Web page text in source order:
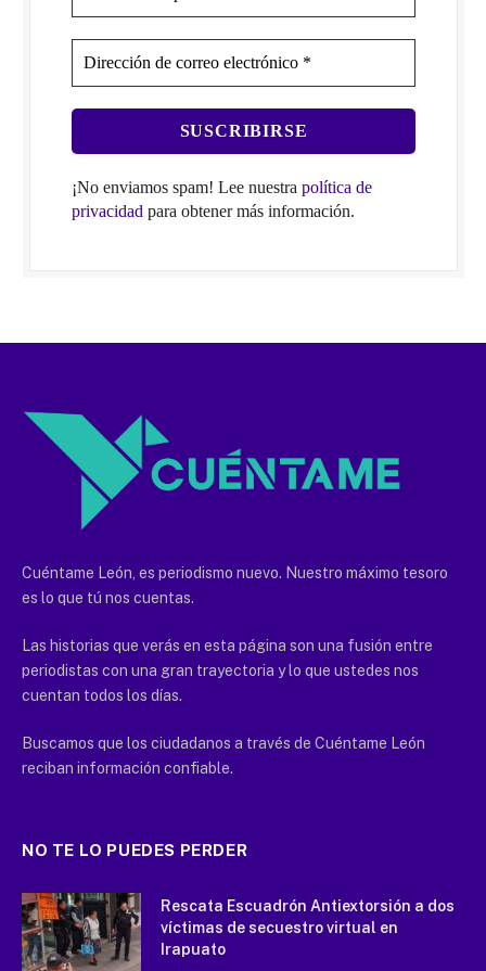
¡No enviamos spam! Lee nuestra política de
privacidad para obtener más información.
Cuéntame León, es periodismo nuevo. Nuestro máximo tesoro
es lo que tú nos cuentas.
Las historias que verás en esta página son una fusión entre
periodistas con una gran trayectoria y lo que ustedes nos
cuentan todos los días.
Buscamos que los ciudadanos a través de Cuéntame León
reciban información confiable.
NO TE LO PUEDES PERDER
Rescata Escuadrón Antiextorsión a dos
víctimas de secuestro virtual en
Irapuato